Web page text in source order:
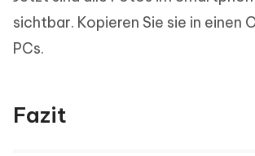
sichtbar. Kopieren Sie sie in einen
PCs.
Fazit